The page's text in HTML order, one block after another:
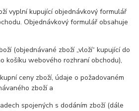
vyplní kupující objednávkový formulář
Objednávkový formulář obsahuje
(objednávané zboží „vloží“ kupující do
košíku webového rozhraní obchodu),
ceny zboží, údaje o požadovaném
zboží a
spojených s dodáním zboží (dále